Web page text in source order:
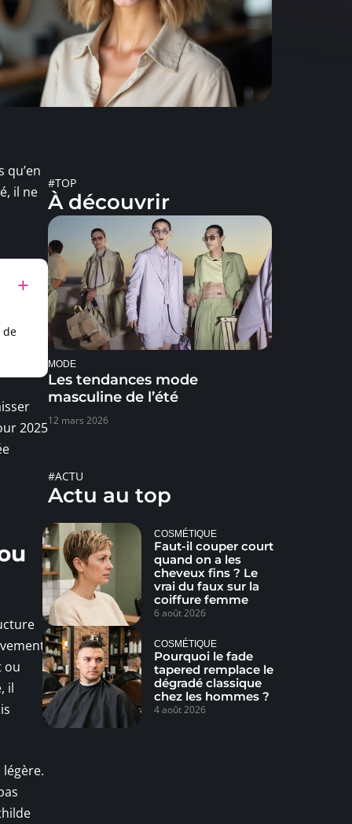
il ne
de
2025
ou
il
#TOP
À découvrir
MODE
Les tendances mode
masculine de l’été
12 mars 2026
#ACTU
Actu au top
COSMÉTIQUE
Faut-il couper court
quand on a les
cheveux fins ? Le
vrai du faux sur la
coiffure femme
6 août 2026
COSMÉTIQUE
Pourquoi le fade
tapered remplace le
dégradé classique
chez les hommes ?
4 août 2026